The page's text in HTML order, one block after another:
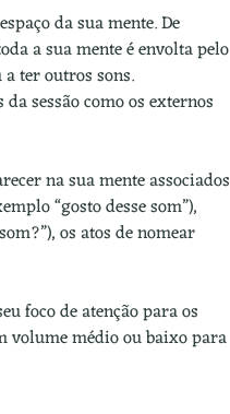
da sua mente. De
a sua mente é envolta pelo
ter outros sons.
sessão como os externos
na sua mente associados
“gosto desse som”),
os atos de nomear
foco de atenção para os
volume médio ou baixo para